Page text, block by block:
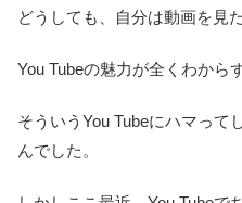
どうしても、自分は動画を見
You Tubeの魅力が全くわからず
そういうYou Tubeにハマって
んでした。